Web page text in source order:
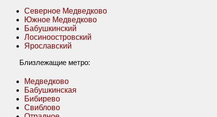
Северное Медведково
Южное Медведково
Бабушкинский
Лосиноостровский
Ярославский
Близлежащие метро:
Медведково
Бабушкинская
Бибирево
Свиблово